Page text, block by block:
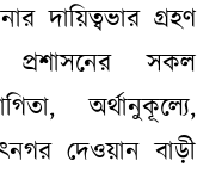
দায়িত্বভার গ্রহণ
সকল
অর্থানুকূল্যে,
দেওয়ান বাড়ী